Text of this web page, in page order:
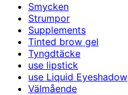
Smycken
Strumpor
Supplements
Tinted brow gel
Tyngdtäcke
use lipstick
use Liquid Eyeshadow
Välmående